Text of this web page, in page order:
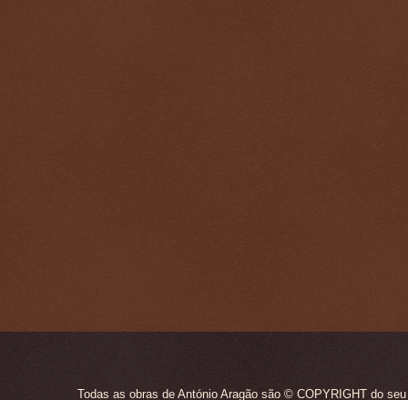
Todas as obras de António Aragão são © COPYRIGHT do